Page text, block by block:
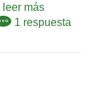
leer más
1 respuesta